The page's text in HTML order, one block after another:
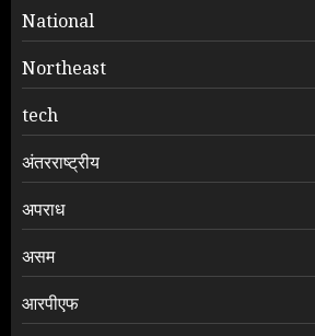
National
Northeast
tech
अंतरराष्ट्रीय
अपराध
असम
आरपीएफ